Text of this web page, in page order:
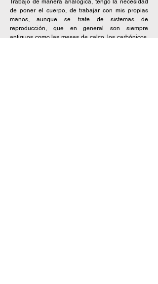
Trabajo de manera analógica, tengo la necesidad
de poner el cuerpo, de trabajar con mis propias
manos, aunque se trate de sistemas de
reproducción, que en general son siempre
antiguos como las mesas de calco, los carbónicos,